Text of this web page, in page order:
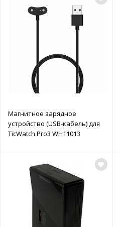
Магнитное зарядное
устройство (USB-кабель) для
TicWatch Pro3 WH11013